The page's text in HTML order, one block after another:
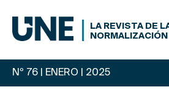
LA REVISTA DE
Nº 76 | ENERO | 2025